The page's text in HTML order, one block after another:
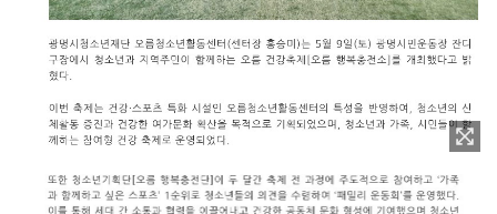
이미지 확대보기